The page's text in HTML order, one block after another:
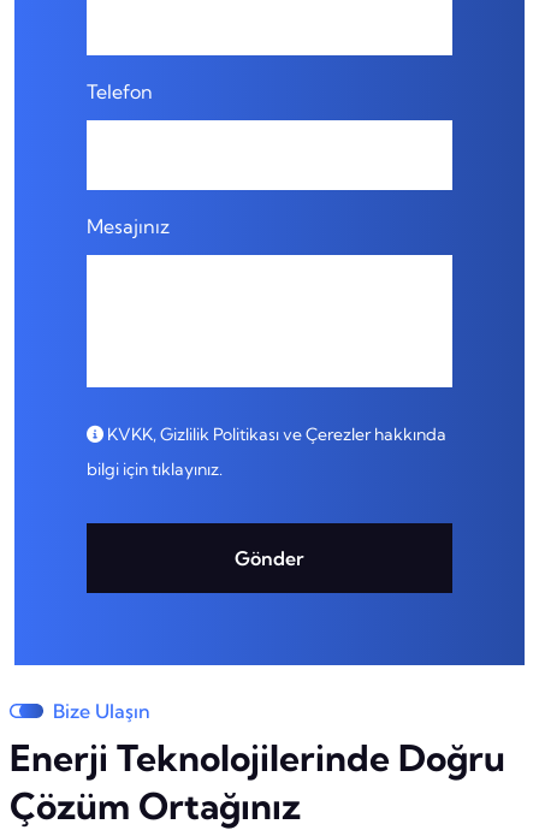
Telefon
Mesajınız
KVKK, Gizlilik Politikası ve Çerezler hakkında
bilgi için tıklayınız.
Gönder
Bize Ulaşın
Enerji Teknolojilerinde Doğru
Çözüm Ortağınız